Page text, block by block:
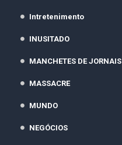
Intretenimento
INUSITADO
MANCHETES DE JORNAIS
MASSACRE
MUNDO
NEGÓCIOS